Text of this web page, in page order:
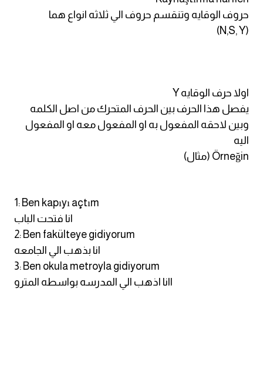
الابراج بالانجليزي
كلمات بحرف a
كلمات بحرف b
كلمات بحرف c
حروف الوقايه وتنقسم حروف الي ثلاثه انواع هما
(N,S, Y)
اولا حرف الوقايه Y
يفصل هذا الحرف بين الحرف المتحرك من اصل الكلمه
وبين لاحقه المفعول به او المفعول معه او المفعول
اليه
Örneğin (مثال)
1: Ben kapıyı açtım
انا فتحت الباب
2: Ben fakülteye gidiyorum
انا بذهب الي الجامعه
3: Ben okula metroyla gidiyorum
اانا اذهب الي المدرسه بواسطه المترو